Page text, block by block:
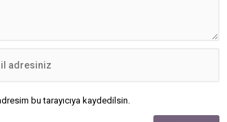
bu tarayıcıya kaydedilsin.